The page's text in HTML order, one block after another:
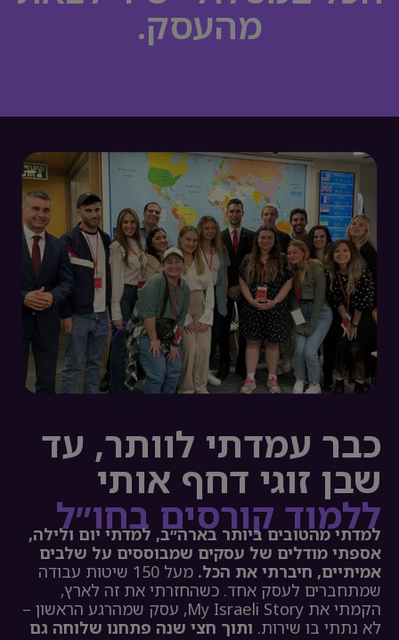
מהעסק.
כבר עמדתי לוותר, עד
שבן זוגי דחף אותי
ללמוד קורסים בחו״ל
למדתי מהטובים ביותר בארה״ב, למדתי יום ולילה,
אספתי מודלים של עסקים שמבוססים על שלבים
אמיתיים, חיברתי את הכל.
מעל 150 שיטות עבודה
שמתחברים לעסק אחד. כשהחזרתי את זה לארץ,
הקמתי את My Israeli Story, עסק שמהרגע הראשון –
לא נתתי בו שירות. ותוך חצי שנה פתחנו שלוחה גם